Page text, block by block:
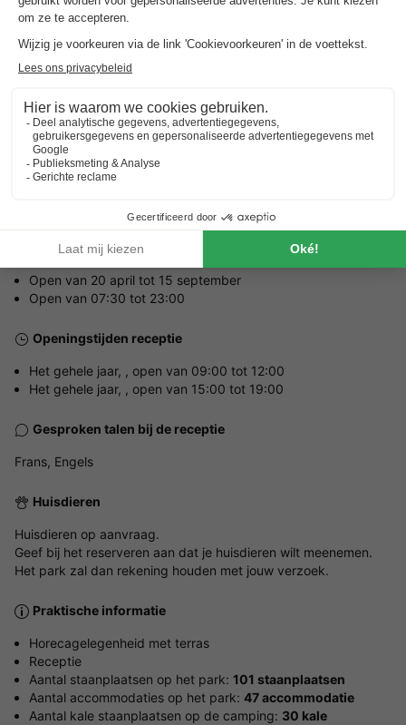
Adres
- 22560 Trebeurden, Frankrijk
ALGEMENE INFORMATIE
Openingstijden en seizoensduur
Open van 20 april tot 15 september
Open van 07:30 tot 23:00
Openingstijden receptie
Het gehele jaar, , open van 09:00 tot 12:00
Het gehele jaar, , open van 15:00 tot 19:00
Gesproken talen bij de receptie
Frans, Engels
Huisdieren
Huisdieren op aanvraag.
Geef bij het reserveren aan dat je huisdieren wilt meenemen.
Het park zal dan rekening houden met jouw verzoek.
Praktische informatie
Horecagelegenheid met terras
Receptie
Aantal staanplaatsen op het park: 101 staanplaatsen
Aantal accommodaties op het park: 47 accommodatie
Aantal kale staanplaatsen op de camping: 30 kale